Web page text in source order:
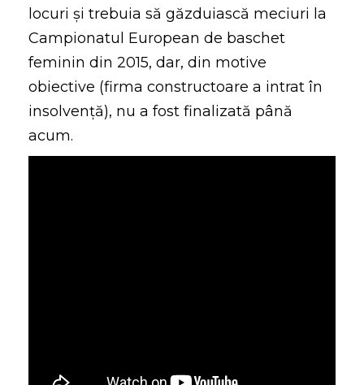
locuri și trebuia să găzduiască meciuri la
Campionatul European de baschet
feminin din 2015, dar, din motive
obiective (firma constructoare a intrat în
insolvență), nu a fost finalizată până
acum.